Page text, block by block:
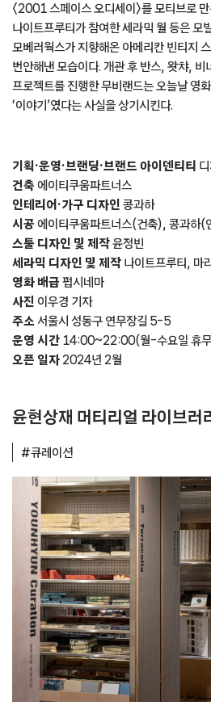
〈2001 스페이스 오디세이〉를 모티브로
나이트프루티가 참여한 세라믹 월 등은 모
모베러웍스가 지향해온 아메리칸 빈티지
번안해낸 모습이다. 개관 후 반스, 왓챠, 비
프로젝트를 진행한 무비랜드는 오늘날 영
‘이야기’였다는 사실을 상기시킨다.
기획·운영·브랜딩·브랜드 아이덴티티
건축 에이티쿠움파트너스
인테리어·가구 디자인 콩과하
시공에이티쿠움파트너스(건축), 콩과하(
스툴 디자인 및 제작윤정빈
세라믹 디자인 및 제작 나이트프루티, 마
영화 배급 펍시네마
사진 이우경 기자
주소 서울시 성동구 연무장길 5-5
운영 시간 14:00~22:00(월-수요일 휴
오픈 일자 2024년 2월
윤현상재 머티리얼 라이브러
#큐레이션